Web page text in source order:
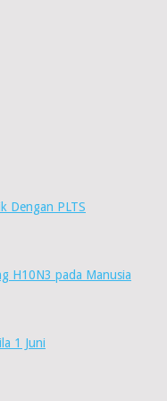
Dengan PLTS
H10N3 pada Manusia
1 Juni